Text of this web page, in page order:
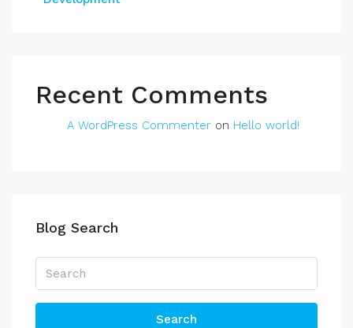
Recent Comments
A WordPress Commenter on Hello world!
Blog Search
Search